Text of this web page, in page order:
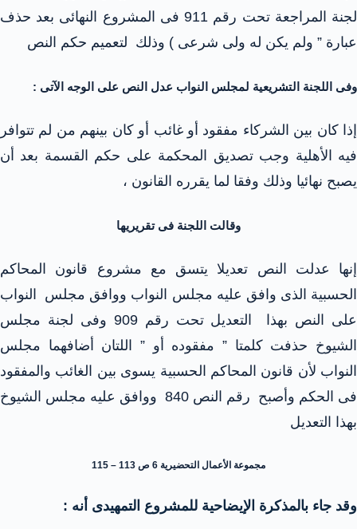
لجنة المراجعة تحت رقم 911 فى المشروع النهائى بعد حذف
عبارة ” ولم يكن له ولى شرعى ) وذلك لتعميم حكم النص
وفى اللجنة التشريعية لمجلس النواب عدل النص على الوجه الآتى :
إذا كان بين الشركاء مفقود أو غائب أو كان بينهم من لم تتوافر
فيه الأهلية وجب تصديق المحكمة على حكم القسمة بعد أن
يصبح نهائيا وذلك وفقا لما يقرره القانون ،
وقالت اللجنة فى تقريريها
إنها عدلت النص تعديلا يتسق مع مشروع قانون المحاكم
الحسبية الذى وافق عليه مجلس النواب ووافق مجلس النواب
على النص بهذا التعديل تحت رقم 909 وفى لجنة مجلس
الشيوخ حذفت كلمتا ” مفقوده أو ” اللتان أضافهما مجلس
النواب لأن قانون المحاكم الحسبية يسوى بين الغائب والمفقود
فى الحكم وأصبح رقم النص 840 ووافق عليه مجلس الشيوخ
بهذا التعديل
مجموعة الأعمال التحضيرية 6 ص 113 – 115
وقد جاء بالمذكرة الإيضاحية للمشروع التمهيدى أنه :